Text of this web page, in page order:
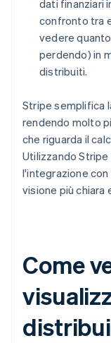
dati finanziari
confronto tra
vedere
perdendo) in
distribuiti.
Stripe semplifica
rendendo molto
che riguarda il
Utilizzando
l'integrazione
visione più chiara
Come